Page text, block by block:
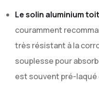
Le solin aluminium
couramment
très résistant à la
souplesse pour
est souvent pré-